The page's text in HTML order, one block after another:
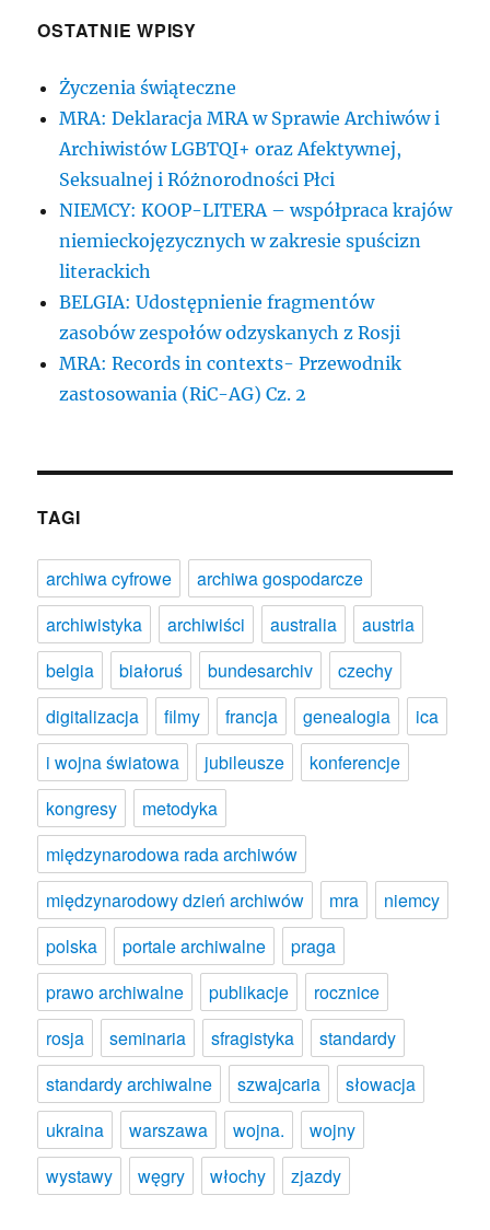
OSTATNIE WPISY
Życzenia świąteczne
MRA: Deklaracja MRA w Sprawie Archiwów i
Archiwistów LGBTQI+ oraz Afektywnej,
Seksualnej i Różnorodności Płci
NIEMCY: KOOP-LITERA – współpraca krajów
niemieckojęzycznych w zakresie spuścizn
literackich
BELGIA: Udostępnienie fragmentów
zasobów zespołów odzyskanych z Rosji
MRA: Records in contexts- Przewodnik
zastosowania (RiC-AG) Cz. 2
TAGI
archiwa cyfrowe
archiwa gospodarcze
archiwistyka
archiwiści australia
austria
belgia
białoruś bundesarchiv
czechy
digitalizacja
filmy francja genealogia
ica
i wojna światowa
jubileusze
konferencje
kongresy
metodyka
międzynarodowa rada archiwów
międzynarodowy dzień archiwów
mra
niemcy
polska
portale archiwalne
praga
prawo archiwalne
publikacje
rocznice
rosja
seminaria sfragistyka
standardy
standardy archiwalne
szwajcaria
słowacja
ukraina
warszawa wojna.
wojny
wystawy
węgry włochy zjazdy